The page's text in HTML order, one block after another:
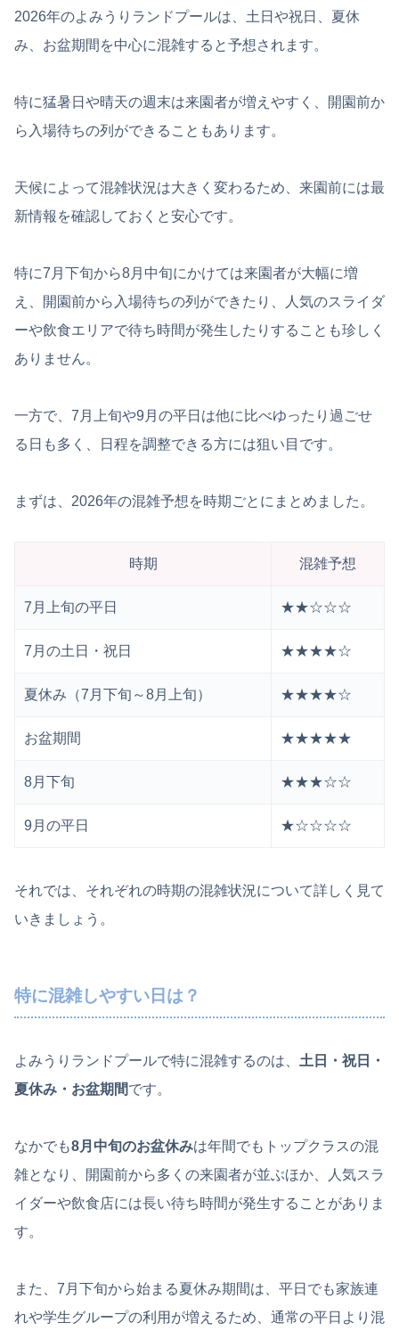
2026年のよみうりランドプールは、土日や祝日、夏休
み、お盆期間を中心に混雑すると予想されます。
特に猛暑日や晴天の週末は来園者が増えやすく、開園前か
ら入場待ちの列ができることもあります。
天候によって混雑状況は大きく変わるため、来園前には最
新情報を確認しておくと安心です。
特に7月下旬から8月中旬にかけては来園者が大幅に増
え、開園前から入場待ちの列ができたり、人気のスライダ
ーや飲食エリアで待ち時間が発生したりすることも珍しく
ありません。
一方で、7月上旬や9月の平日は他に比べゆったり過ごせ
る日も多く、日程を調整できる方には狙い目です。
まずは、2026年の混雑予想を時期ごとにまとめました。
時期 混雑予想
7月上旬の平日 ★★☆☆☆
7月の土日・祝日 ★★★★☆
夏休み（7月下旬～8月上旬） ★★★★☆
お盆期間 ★★★★★
8月下旬 ★★★☆☆
9月の平日 ★☆☆☆☆
それでは、それぞれの時期の混雑状況について詳しく見て
いきましょう。
特に混雑しやすい日は？
よみうりランドプールで特に混雑するのは、 土日・祝日・
夏休み・お盆期間です。
なかでも8月中旬のお盆休みは年間でもトップクラスの混
雑となり、開園前から多くの来園者が並ぶほか、人気スラ
イダーや飲食店には長い待ち時間が発生することがありま
す。
また、7月下旬から始まる夏休み期間は、平日でも家族連
れや学生グループの利用が増えるため、通常の平日より混